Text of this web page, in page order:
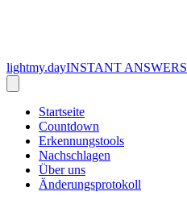
lightmy.dayINSTANT ANSWERS
Startseite
Countdown
Erkennungstools
Nachschlagen
Über uns
Änderungsprotokoll